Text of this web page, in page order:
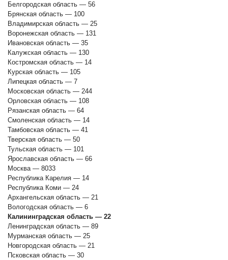
Белгородская область — 56
Брянская область — 100
Владимирская область — 25
Воронежская область — 131
Ивановская область — 35
Калужская область — 130
Костромская область — 14
Курская область — 105
Липецкая область — 7
Московская область — 244
Орловская область — 108
Рязанская область — 64
Смоленская область — 14
Тамбовская область — 41
Тверская область — 50
Тульская область — 101
Ярославская область — 66
Москва — 8033
Республика Карелия — 14
Республика Коми — 24
Архангельская область — 21
Вологодская область — 6
Калининградская область — 22
Ленинградская область — 89
Мурманская область — 25
Новгородская область — 21
Псковская область — 30